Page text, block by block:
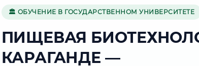
🏛 ОБУЧЕНИЕ В ГОСУДАРСТВЕННОМ УНИВЕРСИТЕТЕ
ПИЩЕВАЯ
КАРАГАНДЕ —